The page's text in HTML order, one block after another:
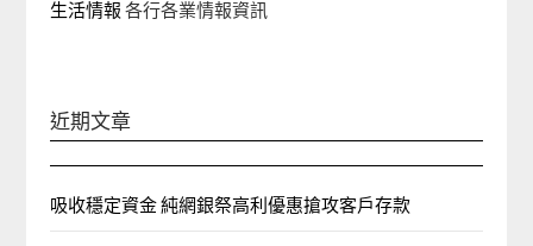
生活情報 各行各業情報資訊
近期文章
吸收穩定資金 純網銀祭高利優惠搶攻客戶存款